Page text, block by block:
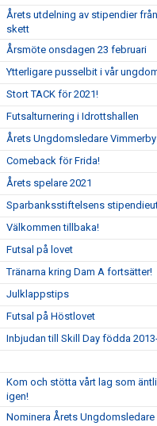
Årets utdelning av stipendier
skett
Årsmöte onsdagen 23 februari
Ytterligare pusselbit i vår
Stort TACK för 2021!
Futsalturnering i Idrottshallen
Årets Ungdomsledare Vimmerby
Comeback för Frida!
Årets spelare 2021
Sparbanksstiftelsens
Välkommen tillbaka!
Futsal på lovet
Tränarna kring Dam A fortsätter!
Julklappstips
Futsal på Höstlovet
Inbjudan till Skill Day födda
Kom och stötta vårt lag som
igen!
Nominera Årets Ungdomsledare